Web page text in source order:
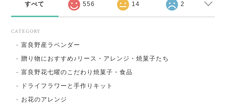
すべて 556 14 2
CATEGORY
富良野産ラベンダー
贈り物におすすめ♪リース・アレンジ・焼菓子たち
富良野花七曜のこだわり焼菓子・食品
ドライフラワーと手作りキット
お花のアレンジ